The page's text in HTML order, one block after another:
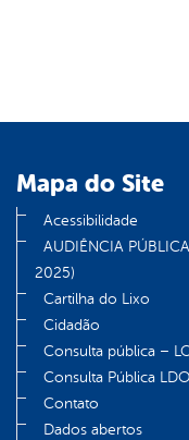
Mapa do Site
Acessibilidade
AUDIÊNCIA
2025)
Cartilha do Lixo
Cidadão
Consulta pública –
Consulta Pública
Contato
Dados abertos